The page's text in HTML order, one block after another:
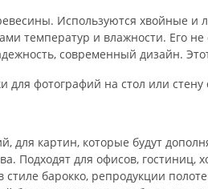
Используются хвойные и
температур и влажности. Его
современный дизайн.
фотографий на стол или
для картин, которые будут
Подходят для офисов, гостиниц,
барокко, репродукции